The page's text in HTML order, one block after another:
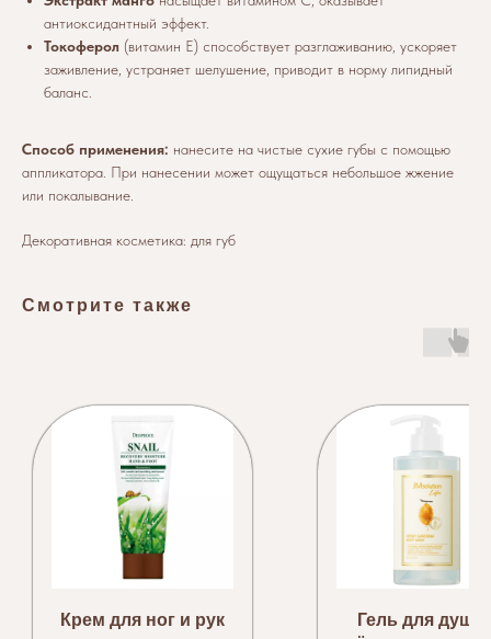
антиоксидантный эффект.
Токоферол (витамин E) способствует разглаживанию, ускоряет
заживление, устраняет шелушение, приводит в норму липидный
баланс.
Способ применения: нанесите на чистые сухие губы с помощью
аппликатора. При нанесении может ощущаться небольшое жжение
или покалывание.
Декоративная косметика: для губ
Смотрите также
Крем для ног и рук
Гель для душа